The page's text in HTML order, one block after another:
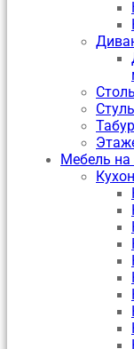
Мебель на